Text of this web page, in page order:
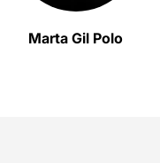
Marta Gil Polo